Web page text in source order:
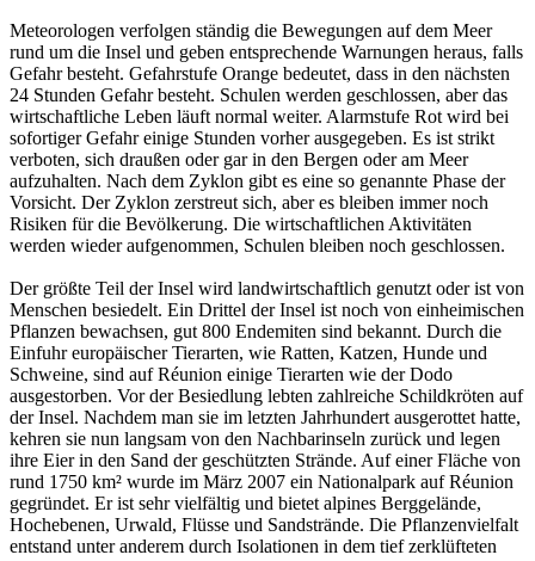
Meteorologen verfolgen ständig die Bewegungen auf dem Meer
rund um die Insel und geben entsprechende Warnungen heraus, falls
Gefahr besteht. Gefahrstufe Orange bedeutet, dass in den nächsten
24 Stunden Gefahr besteht. Schulen werden geschlossen, aber das
wirtschaftliche Leben läuft normal weiter. Alarmstufe Rot wird bei
sofortiger Gefahr einige Stunden vorher ausgegeben. Es ist strikt
verboten, sich draußen oder gar in den Bergen oder am Meer
aufzuhalten. Nach dem Zyklon gibt es eine so genannte Phase der
Vorsicht. Der Zyklon zerstreut sich, aber es bleiben immer noch
Risiken für die Bevölkerung. Die wirtschaftlichen Aktivitäten
werden wieder aufgenommen, Schulen bleiben noch geschlossen.
Der größte Teil der Insel wird landwirtschaftlich genutzt oder ist von
Menschen besiedelt. Ein Drittel der Insel ist noch von einheimischen
Pflanzen bewachsen, gut 800 Endemiten sind bekannt. Durch die
Einfuhr europäischer Tierarten, wie Ratten, Katzen, Hunde und
Schweine, sind auf Réunion einige Tierarten wie der Dodo
ausgestorben. Vor der Besiedlung lebten zahlreiche Schildkröten auf
der Insel. Nachdem man sie im letzten Jahrhundert ausgerottet hatte,
kehren sie nun langsam von den Nachbarinseln zurück und legen
ihre Eier in den Sand der geschützten Strände. Auf einer Fläche von
rund 1750 km² wurde im März 2007 ein Nationalpark auf Réunion
gegründet. Er ist sehr vielfältig und bietet alpines Berggelände,
Hochebenen, Urwald, Flüsse und Sandstrände. Die Pflanzenvielfalt
entstand unter anderem durch Isolationen in dem tief zerklüfteten